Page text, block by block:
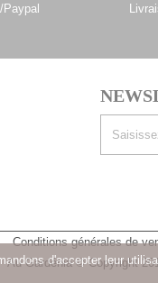
d'accepter leur
Paypal
Conditions générales de
Au Gardénia © Copyright